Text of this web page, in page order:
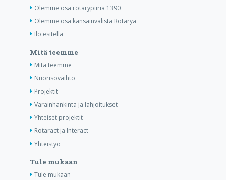
Olemme osa rotarypiiriä 1390
Olemme osa kansainvälistä Rotarya
Ilo esitellä
Mitä teemme
Mitä teemme
Nuorisovaihto
Projektit
Varainhankinta ja lahjoitukset
Yhteiset projektit
Rotaract ja Interact
Yhteistyö
Tule mukaan
Tule mukaan